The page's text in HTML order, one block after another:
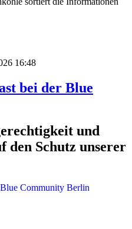
16:48
bei der Blue
und
den Schutz unserer